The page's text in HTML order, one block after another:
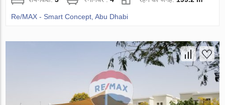
Re/MAX - Smart Concept, Abu Dhabi